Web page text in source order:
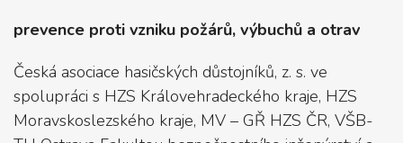
prevence proti vzniku požárů, výbuchů a otrav
Česká asociace hasičských důstojníků, z. s. ve
spolupráci s HZS Královehradeckého kraje, HZS
Moravskoslezského kraje, MV – GŘ HZS ČR, VŠB-